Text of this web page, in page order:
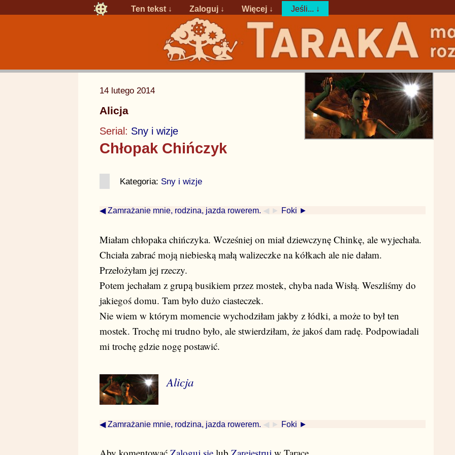
Ten tekst ↓ Zaloguj ↓ Więcej ↓ Jeśli... ↓
14 lutego 2014
Alicja
Serial: Sny i wizje
Chłopak Chińczyk
Kategoria: Sny i wizje
◀ Zamrażanie mnie, rodzina, jazda rowerem. ◀ ► Foki ►
Miałam chłopaka chińczyka. Wcześniej on miał dziewczynę Chinkę, ale wyjechała.
Chciała zabrać moją niebieską małą walizeczke na kółkach ale nie dałam.
Przełożyłam jej rzeczy.
Potem jechałam z grupą busikiem przez mostek, chyba nada Wisłą. Weszliśmy do
jakiegoś domu. Tam było dużo ciasteczek.
Nie wiem w którym momencie wychodziłam jakby z łódki, a może to był ten
mostek. Trochę mi trudno było, ale stwierdziłam, że jakoś dam radę. Podpowiadali
mi trochę gdzie nogę postawić.
Alicja
◀ Zamrażanie mnie, rodzina, jazda rowerem. ◀ ► Foki ►